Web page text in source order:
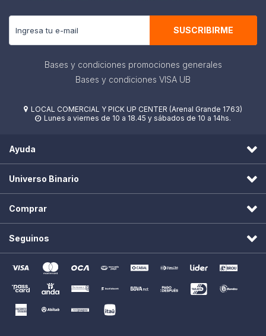
SUSCRIBIRME
Bases y condiciones promociones generales
Bases y condiciones VISA UB
 LOCAL COMERCIAL Y PICK UP CENTER (Arenal Grande 1763)
 Lunes a viernes de 10 a 18.45 y sábados de 10 a 14hs.
Ayuda
Universo Binario
Comprar
Seguinos